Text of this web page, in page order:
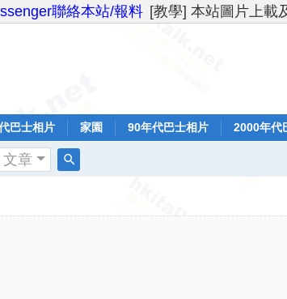
聯絡本站/報料 [教學] 本站圖片上載
巴士相片 家園 90年代巴士相片 2000年代
文章